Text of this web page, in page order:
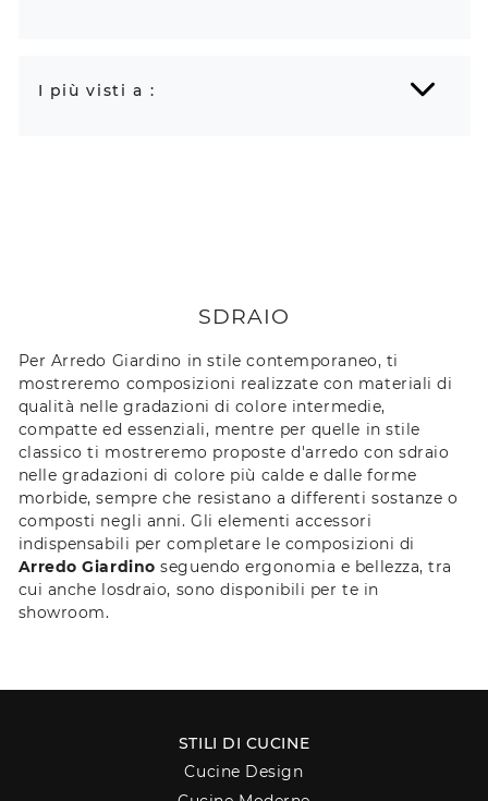
I più visti a :
SDRAIO
Per Arredo Giardino in stile contemporaneo, ti
mostreremo composizioni realizzate con materiali di
qualità nelle gradazioni di colore intermedie,
compatte ed essenziali, mentre per quelle in stile
classico ti mostreremo proposte d'arredo con sdraio
nelle gradazioni di colore più calde e dalle forme
morbide, sempre che resistano a differenti sostanze o
composti negli anni. Gli elementi accessori
indispensabili per completare le composizioni di
Arredo Giardino seguendo ergonomia e bellezza, tra
cui anche losdraio, sono disponibili per te in
showroom.
STILI DI CUCINE
Cucine Design